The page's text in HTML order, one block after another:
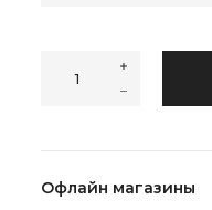
Офлайн магазины